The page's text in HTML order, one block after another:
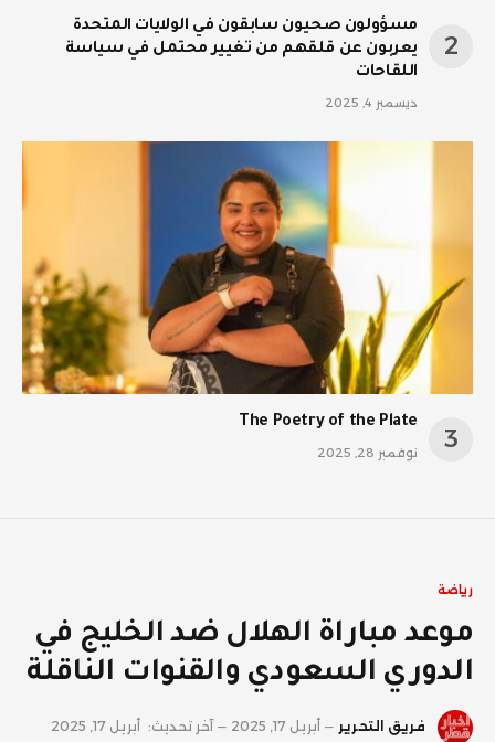
مسؤولون صحيون سابقون في الولايات المتحدة
يعربون عن قلقهم من تغيير محتمل في سياسة
اللقاحات
ديسمبر 4, 2025
The Poetry of the Plate
نوفمبر 28, 2025
رياضة
موعد مباراة الهلال ضد الخليج في
الدوري السعودي والقنوات الناقلة
فريق التحرير أبريل 17, 2025 آخر تحديث: أبريل 17, 2025